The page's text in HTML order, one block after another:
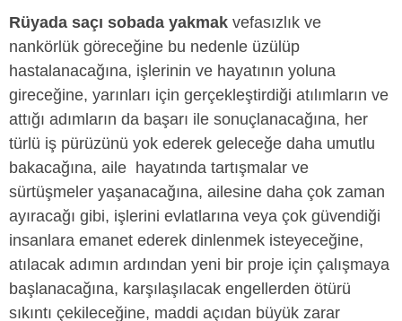
Rüyada saçı sobada yakmak vefasızlık ve
nankörlük göreceğine bu nedenle üzülüp
hastalanacağına, işlerinin ve hayatının yoluna
gireceğine, yarınları için gerçekleştirdiği atılımların ve
attığı adımların da başarı ile sonuçlanacağına, her
türlü iş pürüzünü yok ederek geleceğe daha umutlu
bakacağına, aile hayatında tartışmalar ve
sürtüşmeler yaşanacağına, ailesine daha çok zaman
ayıracağı gibi, işlerini evlatlarına veya çok güvendiği
insanlara emanet ederek dinlenmek isteyeceğine,
atılacak adımın ardından yeni bir proje için çalışmaya
başlanacağına, karşılaşılacak engellerden ötürü
sıkıntı çekileceğine, maddi açıdan büyük zarar